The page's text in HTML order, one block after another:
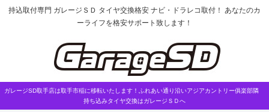
持込取付専門 ガレージＳＤ タイヤ交換格安 ナビ・ドラレコ取付！ あなたのカ
ーライフを格安サポート致します！
ガレージSD取手店は取手市稲に移転いたします！ふれあい通り沿いアジアカントリー俱楽部隣
持ち込みタイヤ交換はガレージＳＤへ